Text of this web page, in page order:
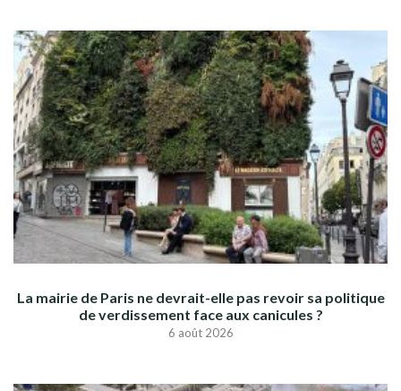
La mairie de Paris ne devrait-elle pas revoir sa politique
de verdissement face aux canicules ?
6 août 2026